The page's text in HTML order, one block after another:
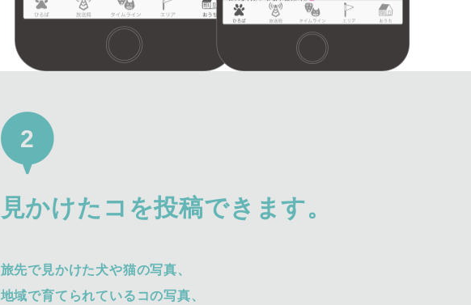
2
見かけたコを投稿できます。
旅先で見かけた犬や猫の写真、
地域で育てられているコの写真、